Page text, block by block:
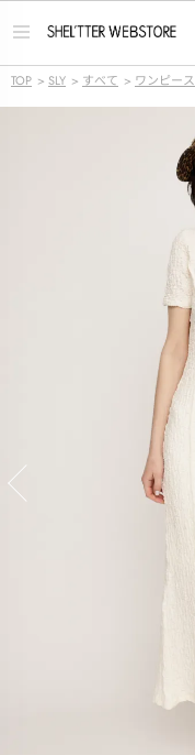
メ
ー
を
TOP > SLY > すべて > ワンピース